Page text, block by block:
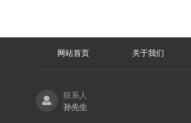
网站首页 关于我们
联系人
孙先生